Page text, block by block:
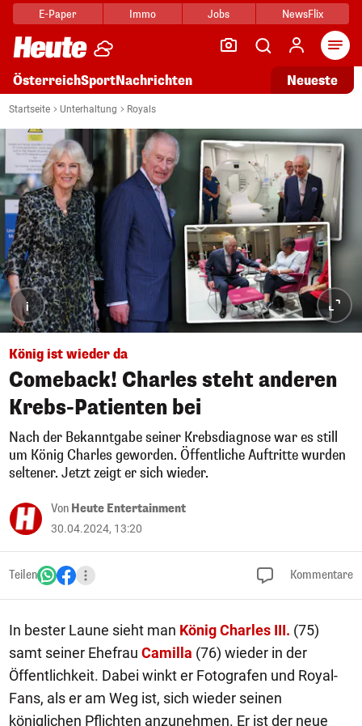
E-Paper Immo Jobs NewsFlix
ÖsterreichSportNachrichten Neueste
Startseite Unterhaltung Royals
i
König ist wieder da
Comeback! Charles steht anderen
Krebs-Patienten bei
Nach der Bekanntgabe seiner Krebsdiagnose war es still
um König Charles geworden. Öffentliche Auftritte wurden
seltener. Jetzt zeigt er sich wieder.
Von Heute Entertainment
30.04.2024, 13:20
Teilen Kommentare
In bester Laune sieht man König Charles III. (75)
samt seiner Ehefrau Camilla (76) wieder in der
Öffentlichkeit. Dabei winkt er Fotografen und Royal-
Fans, als er am Weg ist, sich wieder seinen
königlichen Pflichten anzunehmen. Er ist der neue